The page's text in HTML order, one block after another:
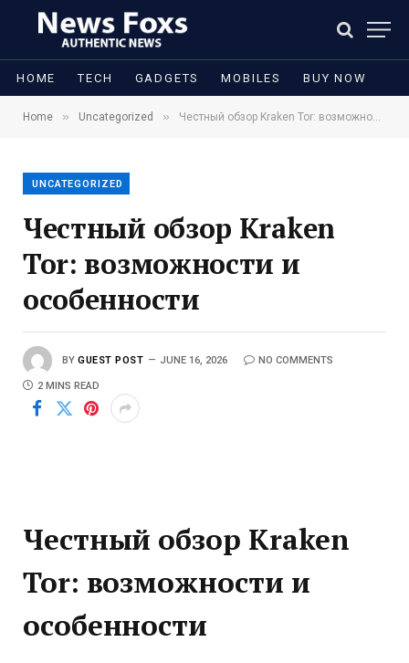
HOME TECH GADGETS MOBILES BUY NOW
Home » Uncategorized » Честный обзор Kraken Tor: возможности и особенности
UNCATEGORIZED
Честный обзор Kraken
Tor: возможности и
особенности
BY GUEST POST JUNE 16, 2026 NO COMMENTS
2 MINS READ
Честный обзор Kraken
Tor: возможности и
особенности